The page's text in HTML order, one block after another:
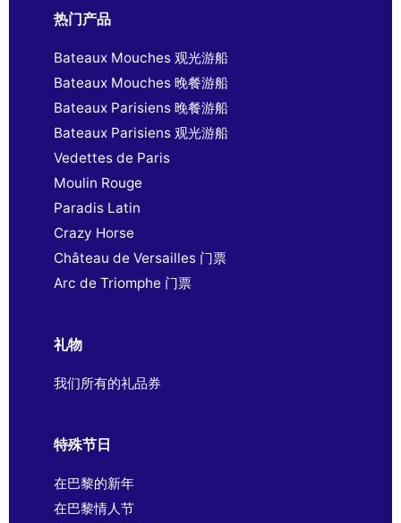
热门产品
Bateaux Mouches 观光游船
Bateaux Mouches 晚餐游船
Bateaux Parisiens 晚餐游船
Bateaux Parisiens 观光游船
Vedettes de Paris
Moulin Rouge
Paradis Latin
Crazy Horse
Château de Versailles 门票
Arc de Triomphe 门票
礼物
我们所有的礼品券
特殊节日
在巴黎的新年
在巴黎情人节